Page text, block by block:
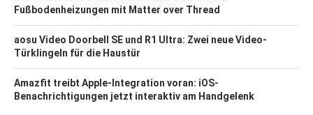
Fußbodenheizungen mit Matter over Thread
aosu Video Doorbell SE und R1 Ultra: Zwei neue Video-
Türklingeln für die Haustür
Amazfit treibt Apple-Integration voran: iOS-
Benachrichtigungen jetzt interaktiv am Handgelenk